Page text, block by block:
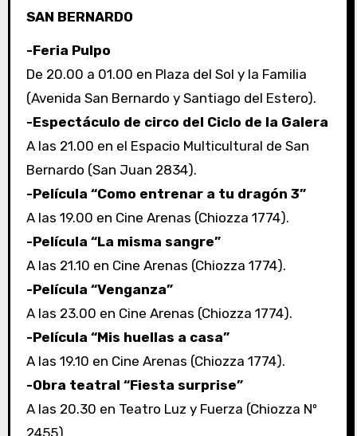
SAN BERNARDO
-Feria Pulpo
De 20.00 a 01.00 en Plaza del Sol y la Familia
(Avenida San Bernardo y Santiago del Estero).
-Espectáculo de circo del Ciclo de la Galera
A las 21.00 en el Espacio Multicultural de San
Bernardo (San Juan 2834).
-Película “Como entrenar a tu dragón 3”
A las 19.00 en Cine Arenas (Chiozza 1774).
-Película “La misma sangre”
A las 21.10 en Cine Arenas (Chiozza 1774).
-Película “Venganza”
A las 23.00 en Cine Arenas (Chiozza 1774).
-Película “Mis huellas a casa”
A las 19.10 en Cine Arenas (Chiozza 1774).
-Obra teatral “Fiesta surprise”
A las 20.30 en Teatro Luz y Fuerza (Chiozza Nº